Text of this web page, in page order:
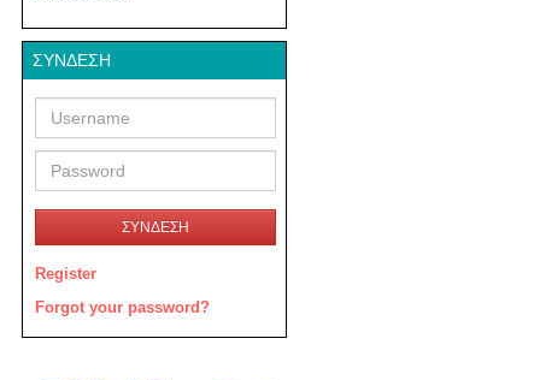
ΣΎΝΔΕΣΗ
ΣΥΝΔΕΣΗ
Register
Forgot your password?